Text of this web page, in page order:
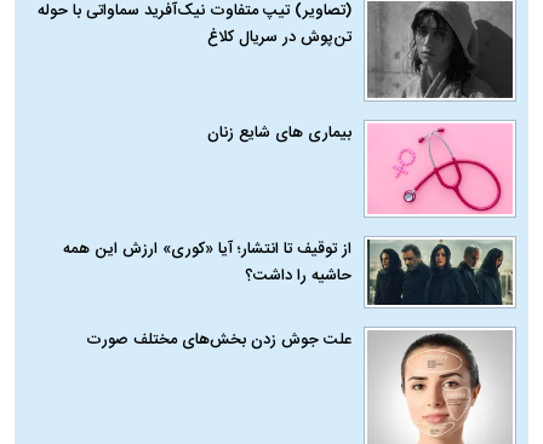
(تصاویر) تیپ متفاوت نیک‌آفرید سماواتی با حوله
تن‌پوش در سریال کلاغ
بیماری‌ های شایع زنان
از توقیف تا انتشار؛ آیا «کوری» ارزش این همه
حاشیه را داشت؟
علت جوش زدن بخش‌های مختلف صورت